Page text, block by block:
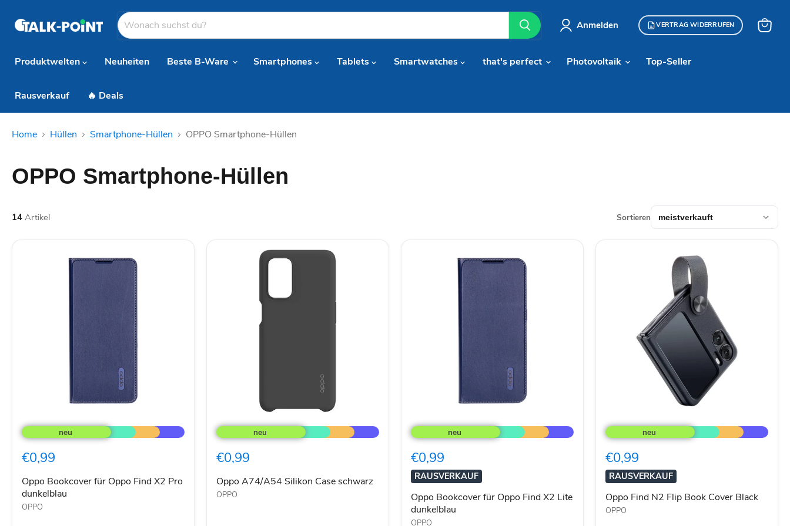
Anmelden VERTRAG WIDERRUFEN
Produktwelten
Neuheiten Beste B-Ware Smartphones Tablets Smartwatches that's perfect Photovoltaik Top-Seller
Rausverkauf 🔥 Deals
Home Hüllen Smartphone-Hüllen OPPO Smartphone-Hüllen
OPPO Smartphone-Hüllen
14 Artikel Sortieren
Bookcover
für
Find
Pro
dunkelblau
€0,99
Oppo Bookcover für Oppo Find X2 Pro
dunkelblau
OPPO
A74/A54
Silikon
schwarz
€0,99
Oppo A74/A54 Silikon Case schwarz
OPPO
Bookcover
für
Find
X2
Lite
dunkelblau
€0,99
RAUSVERKAUF
Oppo Bookcover für Oppo Find X2 Lite
dunkelblau
OPPO
Find
N2
Book
Cover
Black
€0,99
RAUSVERKAUF
Oppo Find N2 Flip Book Cover Black
OPPO